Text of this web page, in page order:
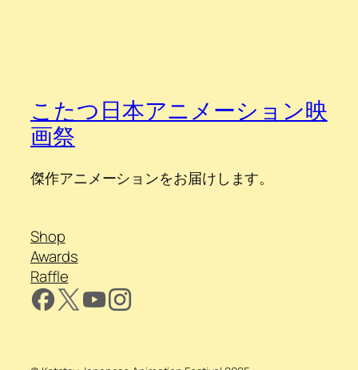
こたつ日本アニメーション映
画祭
傑作アニメーションをお届けします。
Shop
Awards
Raffle